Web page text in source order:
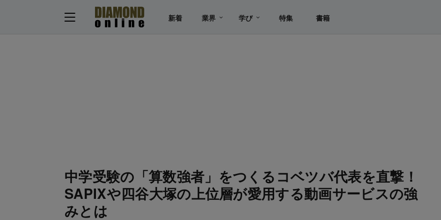
新着 業界 学び 特集 書籍
中学受験の「算数強者」をつくるコベツバ代表を直撃！
SAPIXや四谷大塚の上位層が愛用する動画サービスの強
みとは